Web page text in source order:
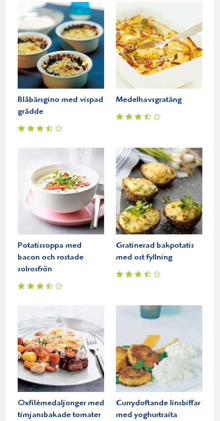
Blåbärsgino med vispad
grädde
Medelhavsgratäng
Potatissoppa med
bacon och rostade
solrosfrön
Gratinerad bakpotatis
med ost fyllning
Oxfilémedaljonger med
timjansbakade tomater
Currydoftande linsbiffar
med yoghurtraita